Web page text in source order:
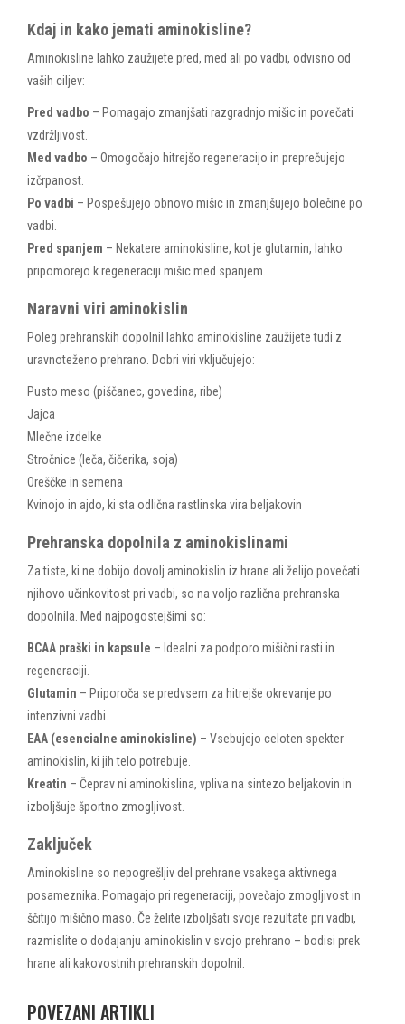
Kdaj in kako jemati aminokisline?
Aminokisline lahko zaužijete pred, med ali po vadbi, odvisno od
vaših ciljev:
Pred vadbo – Pomagajo zmanjšati razgradnjo mišic in povečati
vzdržljivost.
Med vadbo – Omogočajo hitrejšo regeneracijo in preprečujejo
izčrpanost.
Po vadbi – Pospešujejo obnovo mišic in zmanjšujejo bolečine po
vadbi.
Pred spanjem – Nekatere aminokisline, kot je glutamin, lahko
pripomorejo k regeneraciji mišic med spanjem.
Naravni viri aminokislin
Poleg prehranskih dopolnil lahko aminokisline zaužijete tudi z
uravnoteženo prehrano. Dobri viri vključujejo:
Pusto meso (piščanec, govedina, ribe)
Jajca
Mlečne izdelke
Stročnice (leča, čičerika, soja)
Oreščke in semena
Kvinojo in ajdo, ki sta odlična rastlinska vira beljakovin
Prehranska dopolnila z aminokislinami
Za tiste, ki ne dobijo dovolj aminokislin iz hrane ali želijo povečati
njihovo učinkovitost pri vadbi, so na voljo različna prehranska
dopolnila. Med najpogostejšimi so:
BCAA praški in kapsule – Idealni za podporo mišični rasti in
regeneraciji.
Glutamin – Priporoča se predvsem za hitrejše okrevanje po
intenzivni vadbi.
EAA (esencialne aminokisline) – Vsebujejo celoten spekter
aminokislin, ki jih telo potrebuje.
Kreatin – Čeprav ni aminokislina, vpliva na sintezo beljakovin in
izboljšuje športno zmogljivost.
Zaključek
Aminokisline so nepogrešljiv del prehrane vsakega aktivnega
posameznika. Pomagajo pri regeneraciji, povečajo zmogljivost in
ščitijo mišično maso. Če želite izboljšati svoje rezultate pri vadbi,
razmislite o dodajanju aminokislin v svojo prehrano – bodisi prek
hrane ali kakovostnih prehranskih dopolnil.
POVEZANI ARTIKLI